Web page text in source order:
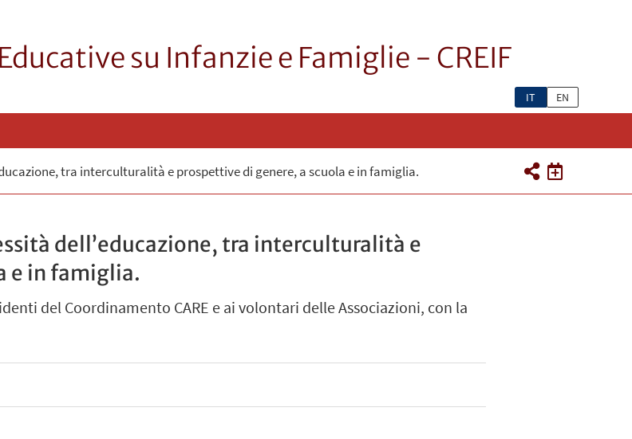
su Infanzie e Famiglie - CREIF
IT EN
tra interculturalità e prospettive di genere, a scuola e in famiglia.
dell’educazione, tra interculturalità e
e in famiglia.
del Coordinamento CARE e ai volontari delle Associazioni, con la